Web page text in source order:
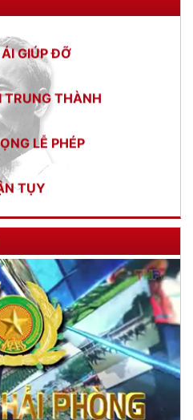
THÀNH
LỄ PHÉP
TỤY
KHÔN KHÉO
an Khu XII,
3 năm 1948.